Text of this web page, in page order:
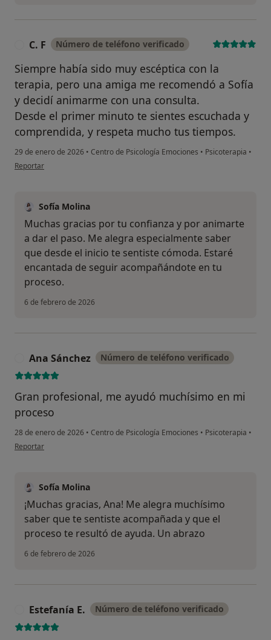
C. F Número de teléfono verificado
Siempre había sido muy escéptica con la
terapia, pero una amiga me recomendó a Sofía
y decidí animarme con una consulta.
Desde el primer minuto te sientes escuchada y
comprendida, y respeta mucho tus tiempos.
29 de enero de 2026 • Centro de Psicología Emociones • Psicoterapia •
en opinión del usuario C. F
Reportar
Sofía Molina
Muchas gracias por tu confianza y por animarte
a dar el paso. Me alegra especialmente saber
que desde el inicio te sentiste cómoda. Estaré
encantada de seguir acompañándote en tu
proceso.
6 de febrero de 2026
Ana Sánchez Número de teléfono verificado
Gran profesional, me ayudó muchísimo en mi
proceso
28 de enero de 2026 • Centro de Psicología Emociones • Psicoterapia •
en opinión del usuario Ana Sánchez
Reportar
Sofía Molina
¡Muchas gracias, Ana! Me alegra muchísimo
saber que te sentiste acompañada y que el
proceso te resultó de ayuda. Un abrazo
6 de febrero de 2026
Estefanía E. Número de teléfono verificado